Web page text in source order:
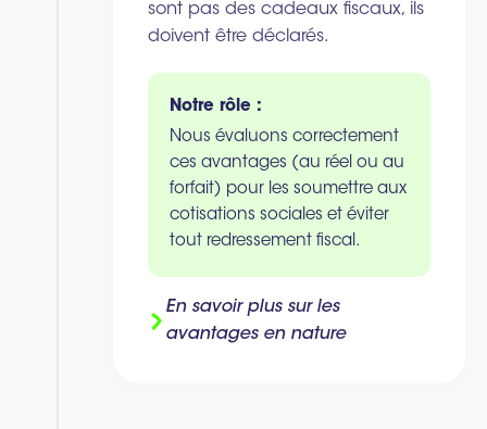
sont pas des cadeaux fiscaux, ils
doivent être déclarés.
Notre rôle :
Nous évaluons correctement
ces avantages (au réel ou au
forfait) pour les soumettre aux
cotisations sociales et éviter
tout redressement fiscal.
En savoir plus sur les
avantages en nature